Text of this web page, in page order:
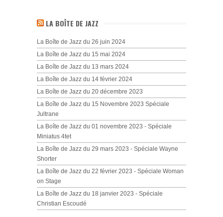
LA BOÎTE DE JAZZ
La Boîte de Jazz du 26 juin 2024
La Boîte de Jazz du 15 mai 2024
La Boîte de Jazz du 13 mars 2024
La Boîte de Jazz du 14 février 2024
La Boîte de Jazz du 20 décembre 2023
La Boîte de Jazz du 15 Novembre 2023 Spéciale
Jultrane
La Boîte de Jazz du 01 novembre 2023 - Spéciale
Miniatus 4tet
La Boîte de Jazz du 29 mars 2023 - Spéciale Wayne
Shorter
La Boîte de Jazz du 22 février 2023 - Spéciale Woman
on Stage
La Boîte de Jazz du 18 janvier 2023 - Spéciale
Christian Escoudé